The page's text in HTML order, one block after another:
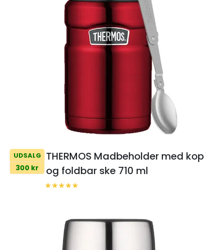
UDSALG
300 kr
THERMOS Madbeholder med kop
og foldbar ske 710 ml